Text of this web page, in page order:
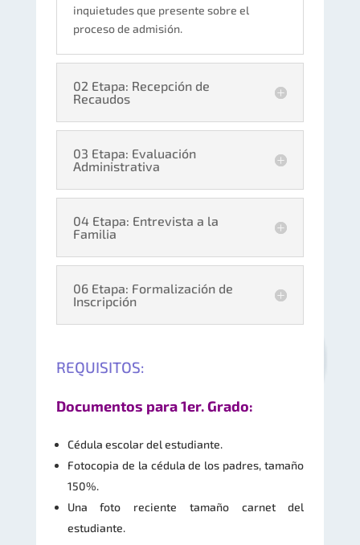
inquietudes que presente sobre el
proceso de admisión.
02 Etapa: Recepción de
Recaudos
03 Etapa: Evaluación
Administrativa
04 Etapa: Entrevista a la
Familia
06 Etapa: Formalización de
Inscripción
REQUISITOS:
Documentos para 1er. Grado:
Cédula escolar del estudiante.
Fotocopia de la cédula de los padres, tamaño
150%.
Una foto reciente tamaño carnet del
estudiante.